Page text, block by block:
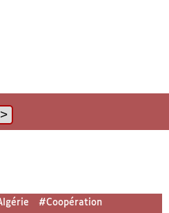
#Coopération